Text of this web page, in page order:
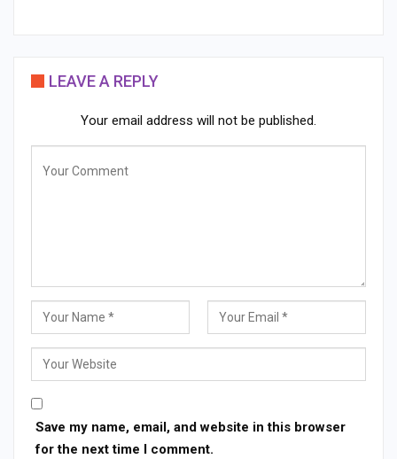
LEAVE A REPLY
Your email address will not be published.
Save my name, email, and website in this browser
for the next time I comment.